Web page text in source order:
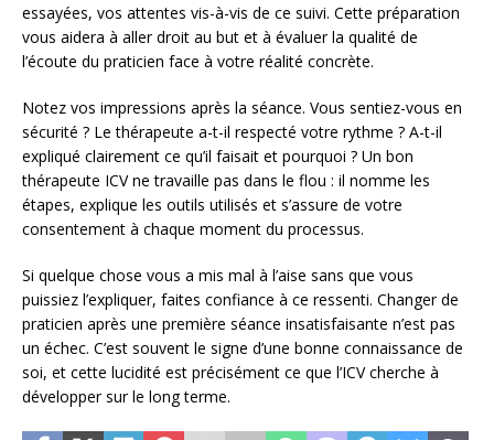
essayées, vos attentes vis-à-vis de ce suivi. Cette préparation
vous aidera à aller droit au but et à évaluer la qualité de
l’écoute du praticien face à votre réalité concrète.
Notez vos impressions après la séance. Vous sentiez-vous en
sécurité ? Le thérapeute a-t-il respecté votre rythme ? A-t-il
expliqué clairement ce qu’il faisait et pourquoi ? Un bon
thérapeute ICV ne travaille pas dans le flou : il nomme les
étapes, explique les outils utilisés et s’assure de votre
consentement à chaque moment du processus.
Si quelque chose vous a mis mal à l’aise sans que vous
puissiez l’expliquer, faites confiance à ce ressenti. Changer de
praticien après une première séance insatisfaisante n’est pas
un échec. C’est souvent le signe d’une bonne connaissance de
soi, et cette lucidité est précisément ce que l’ICV cherche à
développer sur le long terme.